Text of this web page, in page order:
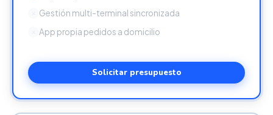
Gestión multi-terminal sincronizada
App propia pedidos a domicilio
Solicitar presupuesto